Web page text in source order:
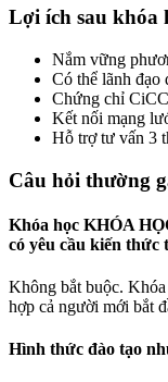
Lợi ích sau khóa
Nắm vững
Có thể lãnh đạo
Chứng chỉ
Kết nối mạng
Hỗ trợ tư vấn 3
Câu hỏi thường
Khóa học KHÓA
có yêu cầu kiến thức
Không bắt buộc.
hợp cả người mới bắt
Hình thức đào tạo